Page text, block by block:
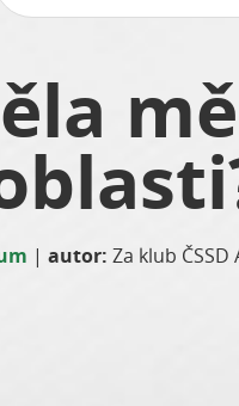
| autor: Za klub